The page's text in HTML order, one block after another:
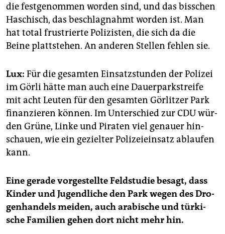
die fest­ge­nom­men wor­den sind, und das biss­chen
Ha­schisch, das be­schlag­nahmt wor­den ist. Man
hat total frus­trier­te Po­li­zis­ten, die sich da die
Beine platt­ste­hen. An an­de­ren Stel­len feh­len sie.
Lux: Für die ge­sam­ten Ein­satz­stun­den der Po­li­zei
im Görli hätte man auch eine Dau­er­park­strei­fe
mit acht Leu­ten für den ge­sam­ten Gör­lit­zer Park
fi­nan­zie­ren kön­nen. Im Un­ter­schied zur CDU wür­
den Grüne, Linke und Pi­ra­ten viel ge­nau­er hin­
schau­en, wie ein ge­ziel­ter Po­li­zei­ein­satz ab­lau­fen
kann.
Eine ge­ra­de vor­ge­stell­te Feld­stu­die be­sagt, dass
Kin­der und Ju­gend­li­che den Park wegen des Dro­
gen­han­dels mei­den, auch ara­bi­sche und tür­ki­
sche Fa­mi­li­en gehen dort nicht mehr hin.